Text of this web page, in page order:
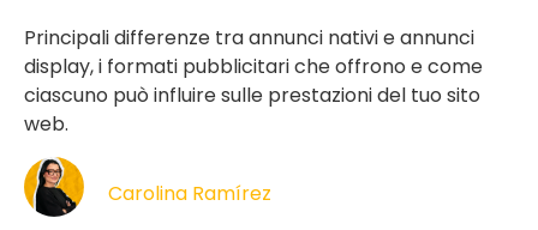
Principali differenze tra annunci nativi e annunci
display, i formati pubblicitari che offrono e come
ciascuno può influire sulle prestazioni del tuo sito
web.
Carolina Ramírez